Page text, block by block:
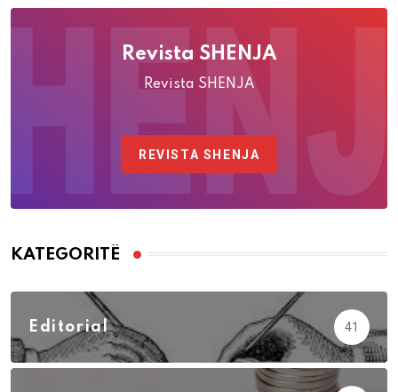
Revista SHENJA
Revista SHENJA
REVISTA SHENJA
KATEGORITË
Editorial 41